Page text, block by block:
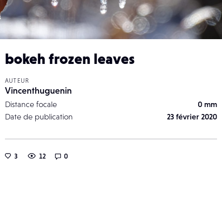
bokeh frozen leaves
AUTEUR
Vincenthuguenin
Distance focale
0 mm
Date de publication
23 février 2020
3 12 0